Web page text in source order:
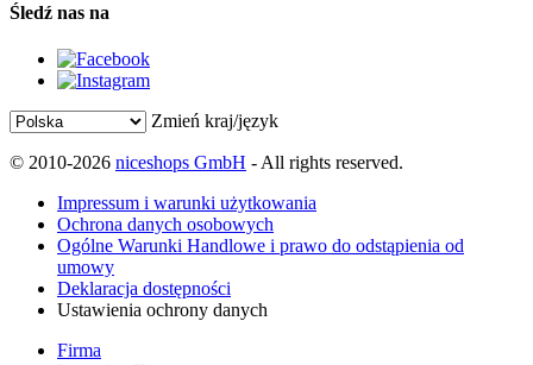
Śledź nas na
Zmień kraj/język
© 2010-2026 niceshops GmbH - All rights reserved.
Impressum i warunki użytkowania
Ochrona danych osobowych
Ogólne Warunki Handlowe i prawo do odstąpienia od
umowy
Deklaracja dostępności
Ustawienia ochrony danych
Firma